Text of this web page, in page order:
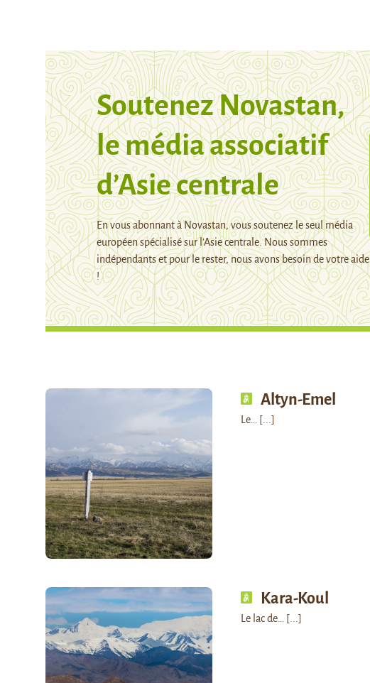
Soutenez Novastan,
le média associatif
d’Asie centrale
En vous abonnant à Novastan, vous soutenez le seul média
européen spécialisé sur l’Asie centrale. Nous sommes
indépendants et pour le rester, nous avons besoin de votre aide
!
Altyn-Emel
Le… [...]
Kara-Koul
Le lac de… [...]